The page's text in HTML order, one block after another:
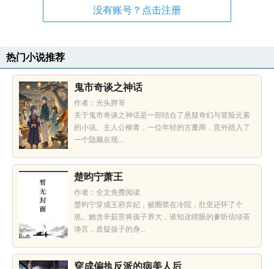
没有账号？点击注册
热门小说推荐
鬼市奇谈之神话
作者：光头胖哥
关于鬼市奇谈之神话是一部结合了悬疑奇幻与冒险元素
的小说。主人公柳青，一位年轻的古董商，意外踏入了
一个隐藏在现...
楚昀宁萧王
作者：全文免费阅读
楚昀宁穿成王府弃妃，被圈禁在冷院，肚里还怀了个
崽。她含辛茹苦将孩子养大，谁知这瞎眼的爹听信绿茶
谗言，质疑孩子的身...
穿成偏执反派的病美人后